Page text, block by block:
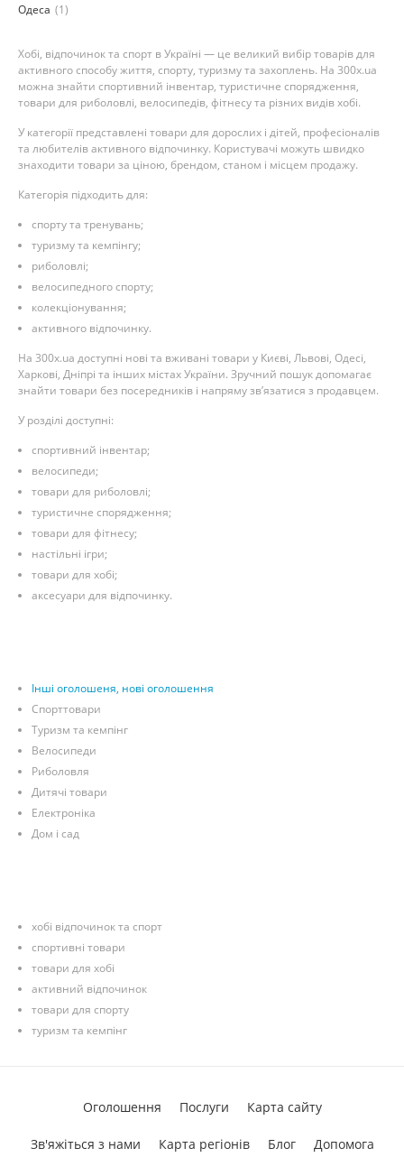
Одеса (1)
Хобі, відпочинок та спорт в Україні — це великий вибір товарів для
активного способу життя, спорту, туризму та захоплень. На 300x.ua
можна знайти спортивний інвентар, туристичне спорядження,
товари для риболовлі, велосипедів, фітнесу та різних видів хобі.
У категорії представлені товари для дорослих і дітей, професіоналів
та любителів активного відпочинку. Користувачі можуть швидко
знаходити товари за ціною, брендом, станом і місцем продажу.
Категорія підходить для:
спорту та тренувань;
туризму та кемпінгу;
риболовлі;
велосипедного спорту;
колекціонування;
активного відпочинку.
На 300x.ua доступні нові та вживані товари у Києві, Львові, Одесі,
Харкові, Дніпрі та інших містах України. Зручний пошук допомагає
знайти товари без посередників і напряму зв’язатися з продавцем.
У розділі доступні:
спортивний інвентар;
велосипеди;
товари для риболовлі;
туристичне спорядження;
товари для фітнесу;
настільні ігри;
товари для хобі;
аксесуари для відпочинку.
Інші оголошеня, нові оголошення
Спорттовари
Туризм та кемпінг
Велосипеди
Риболовля
Дитячі товари
Електроніка
Дом і сад
хобі відпочинок та спорт
спортивні товари
товари для хобі
активний відпочинок
товари для спорту
туризм та кемпінг
Оголошення Послуги Карта сайту
Зв'яжіться з нами Карта регіонів Блог Допомога